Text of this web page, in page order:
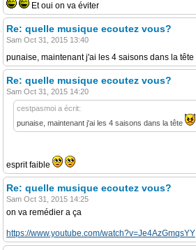
Et oui on va éviter
Re: quelle musique ecoutez vous?
Sam Oct 31, 2015 13:40
punaise, maintenant j'ai les 4 saisons dans la tête
Re: quelle musique ecoutez vous?
Sam Oct 31, 2015 14:20
cestpasmoi a écrit:
punaise, maintenant j'ai les 4 saisons dans la tête
esprit faible
Re: quelle musique ecoutez vous?
Sam Oct 31, 2015 14:25
on va remédier a ça
https://www.youtube.com/watch?v=Je4AzGmqsYY